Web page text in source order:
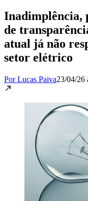
Inadimplência,
de
atual já não
setor elétrico
Por Lucas Paiva23/04/26